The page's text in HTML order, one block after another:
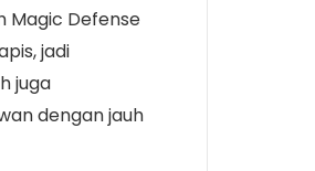
Magic Defense
jadi
juga
dengan jauh